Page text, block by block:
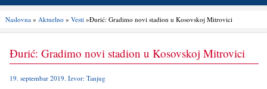
Naslovna» Aktuelno» Vesti»Đurić: Gradimo novi stadion u Kosovskoj Mitrovici
Đurić: Gradimo novi stadion u Kosovskoj Mitrovici
19. septembar 2019. Izvor: Tanjug